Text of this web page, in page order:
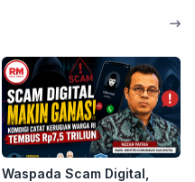
Waspada Scam Digital,